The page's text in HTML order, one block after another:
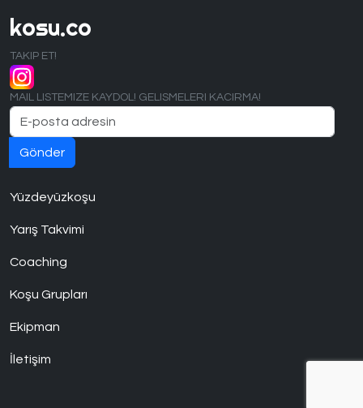
kosu.co
TAKIP ET!
MAIL LISTEMIZE KAYDOL! GELISMELERI KACIRMA!
Yüzdeyüzkoşu
Yarış Takvimi
Coaching
Koşu Grupları
Ekipman
İletişim